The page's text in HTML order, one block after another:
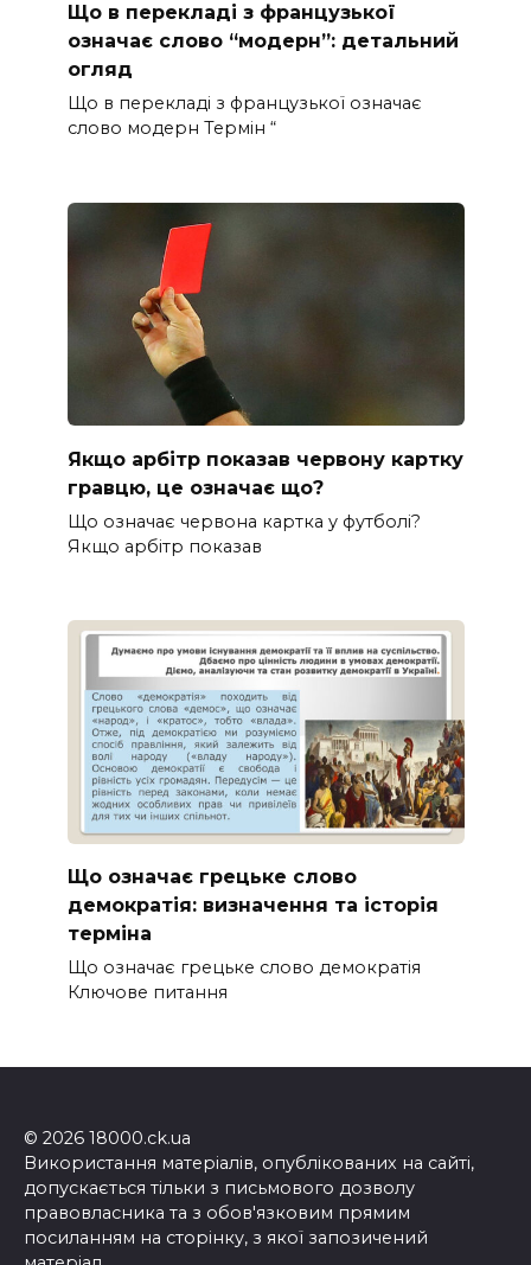
Що в перекладі з французької
означає слово “модерн”: детальний
огляд
Що в перекладі з французької означає
слово модерн Термін “
Якщо арбітр показав червону картку
гравцю, це означає що?
Що означає червона картка у футболі?
Якщо арбітр показав
Що означає грецьке слово
демократія: визначення та історія
терміна
Що означає грецьке слово демократія
Ключове питання
© 2026 18000.ck.ua
Використання матеріалів, опублікованих на сайті,
допускається тільки з письмового дозволу
правовласника та з обов'язковим прямим
посиланням на сторінку, з якої запозичений